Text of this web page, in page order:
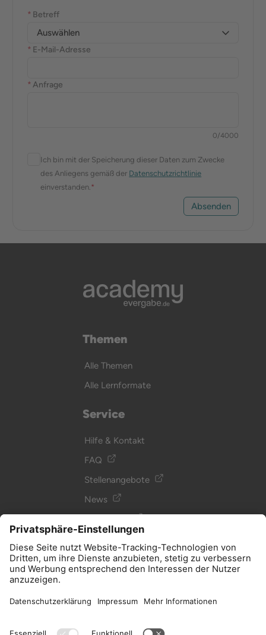
* Betreff
Auswählen
* E-Mail-Adresse
*Anfrage
0/4000
Ich bin mit der Speicherung dieser Daten zum Zwecke
des Anliegens gemäß der Datenschutzrichtlinie
einverstanden. *
Absenden
Themen
Alle Themen
Alle Lernformate
Service
Hilfe & Kontakt
FAQ
Stellenangebote
News
Podcast
AGB, Datenschutz